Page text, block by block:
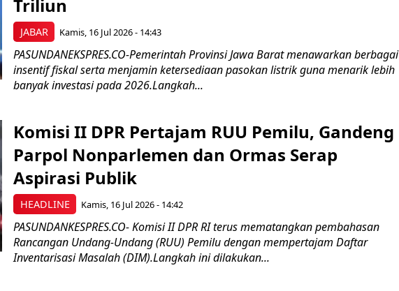
JABAR
Triliun
Kamis, 16 Jul 2026 - 14:43
PASUNDANEKSPRES.CO-Pemerintah Provinsi Jawa Barat menawarkan berbagai
insentif fiskal serta menjamin ketersediaan pasokan listrik guna menarik lebih
banyak investasi pada 2026.Langkah...
HEADLINE
Komisi II DPR Pertajam RUU Pemilu, Gandeng
Parpol Nonparlemen dan Ormas Serap
Aspirasi Publik
Kamis, 16 Jul 2026 - 14:42
PASUNDANKESPRES.CO- Komisi II DPR RI terus mematangkan pembahasan
Rancangan Undang-Undang (RUU) Pemilu dengan mempertajam Daftar
Inventarisasi Masalah (DIM).Langkah ini dilakukan...